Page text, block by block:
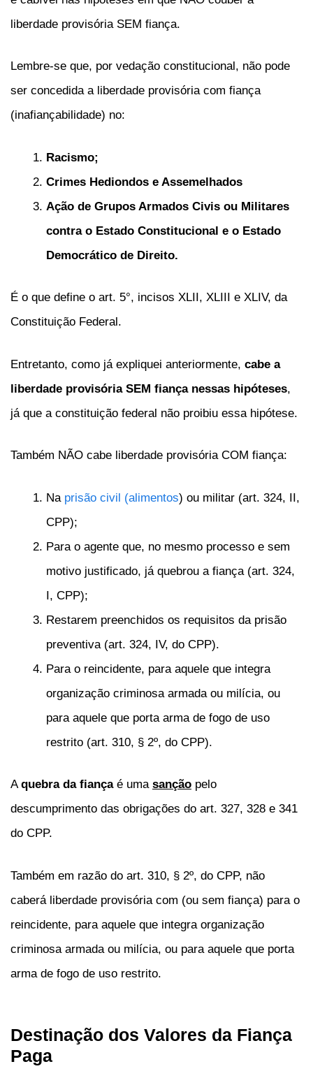
liberdade provisória SEM fiança.
Lembre-se que, por vedação constitucional, não pode
ser concedida a liberdade provisória com fiança
(inafiançabilidade) no:
Racismo;
Crimes Hediondos e Assemelhados
Ação de Grupos Armados Civis ou Militares
contra o Estado Constitucional e o Estado
Democrático de Direito.
É o que define o art. 5°, incisos XLII, XLIII e XLIV, da
Constituição Federal.
Entretanto, como já expliquei anteriormente, cabe a
liberdade provisória SEM fiança nessas hipóteses,
já que a constituição federal não proibiu essa hipótese.
Também NÃO cabe liberdade provisória COM fiança:
Na prisão civil (alimentos) ou militar (art. 324, II,
CPP);
Para o agente que, no mesmo processo e sem
motivo justificado, já quebrou a fiança (art. 324,
I, CPP);
Restarem preenchidos os requisitos da prisão
preventiva (art. 324, IV, do CPP).
Para o reincidente, para aquele que integra
organização criminosa armada ou milícia, ou
para aquele que porta arma de fogo de uso
restrito (art. 310, § 2º, do CPP).
Aquebra da fiançaé uma sanção pelo
descumprimento das obrigações do art. 327, 328 e 341
do CPP.
Também em razão do art. 310, § 2º, do CPP, não
caberá liberdade provisória com (ou sem fiança) para o
reincidente, para aquele que integra organização
criminosa armada ou milícia, ou para aquele que porta
arma de fogo de uso restrito.
Destinação dos Valores da Fiança
Paga